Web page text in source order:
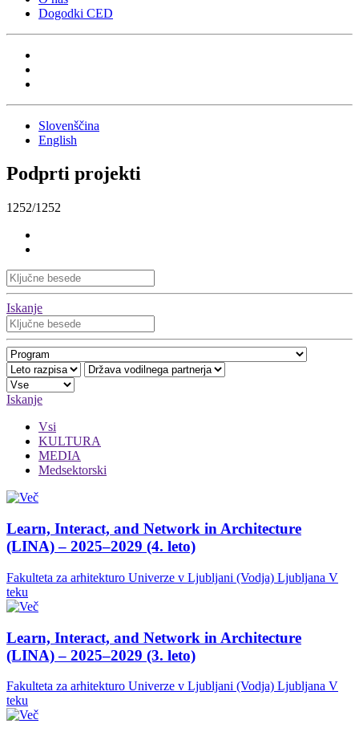
Dogodki CED
Slovenščina
English
Podprti projekti
1252/1252
Iskanje
Iskanje
Vsi
KULTURA
MEDIA
Medsektorski
Learn, Interact, and Network in Architecture
(LINA) – 2025–2029 (4. leto)
Fakulteta za arhitekturo Univerze v Ljubljani (Vodja) Ljubljana V
teku
Learn, Interact, and Network in Architecture
(LINA) – 2025–2029 (3. leto)
Fakulteta za arhitekturo Univerze v Ljubljani (Vodja) Ljubljana V
teku